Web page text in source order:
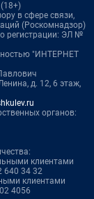
в сфере связи,
(Роскомнадзор)
регистрации: ЭЛ №
"ИНТЕРНЕТ
д. 12, 6 этаж,
органов:
клиентами
640 34 32
клиентами
4056